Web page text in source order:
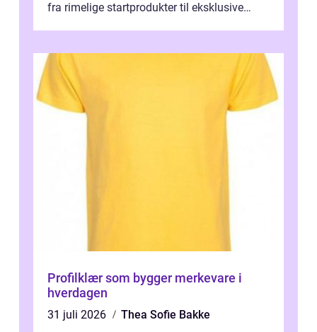
fra rimelige startprodukter til eksklusive
Profilklær som bygger merkevare i
hverdagen
31 juli 2026
Thea Sofie Bakke